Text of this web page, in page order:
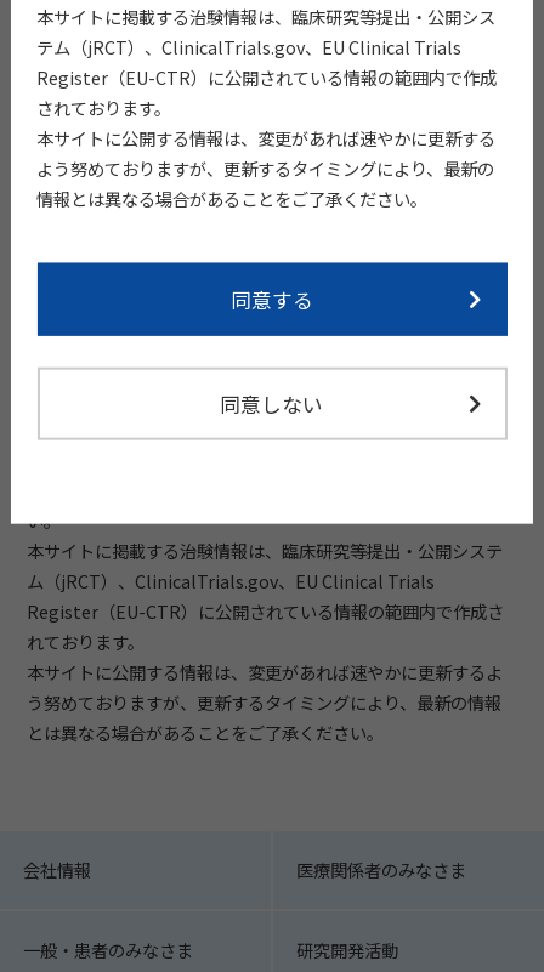
免責事項
Disclaimer
本サイトでは、治験の透明性の確保を目的とし、千寿製薬株式
当社の医薬品の広告・宣伝を目的とするものではありません。
また、治験参加者の募集を意図したものでもありません。
治験の参加登録は、治験を実施する医療機関で詳細な説明や検
査を受けていただいた後に、医師の判断で行われます。掲載する
い。
本サイトに掲載する治験情報は、臨床研究等提出・公開システ
ム（jRCT）、ClinicalTrials.gov、EU Clinical Trials
Register（EU-CTR）に公開されている情報の範囲内で作成さ
れております。
本サイトに公開する情報は、変更があれば速やかに更新するよ
う努めておりますが、更新するタイミングにより、最新の情報
とは異なる場合があることをご了承ください。
本サイトに掲載する治験情報は、臨床研究等提出・公開シス
テム（jRCT）、ClinicalTrials.gov、EU Clinical Trials
Register（EU-CTR）に公開されている情報の範囲内で作成
されております。
本サイトに公開する情報は、変更があれば速やかに更新する
よう努めておりますが、更新するタイミングにより、最新の
情報とは異なる場合があることをご了承ください。
同意する
同意しない
会社情報 医療関係者のみなさま
一般・患者のみなさま 研究開発活動